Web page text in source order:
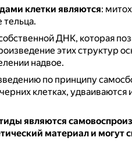
клетки являются:
тельца.
ДНК, которая
этих структур
надвое.
по принципу
клетках, удваиваются
являются
материал и могут